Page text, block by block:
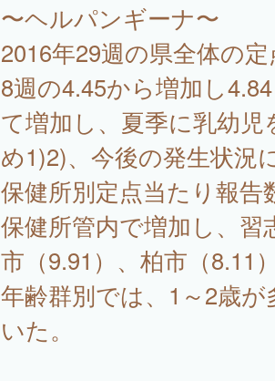
〜ヘルパンギーナ〜
2016年29週の県全体の
8週の4.45から増加し
て増加し、夏季に乳幼児
め1)2)、今後の発生状況
保健所別定点当たり報告
保健所管内で増加し、習
市（9.91）、柏市（8.11
年齢群別では、1～2歳
いた。